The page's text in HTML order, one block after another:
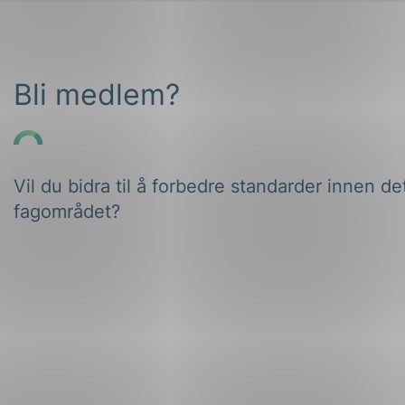
Bli medlem?
Vil du bidra til å forbedre standarder innen
fagområdet?